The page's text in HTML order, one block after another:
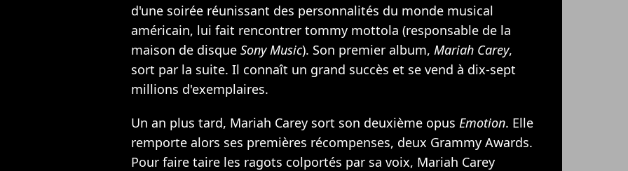
d'une soirée réunissant des personnalités du monde musical
américain, lui fait rencontrer tommy mottola (responsable de la
maison de disque Sony Music). Son premier album, Mariah Carey,
sort par la suite. Il connaît un grand succès et se vend à dix-sept
millions d'exemplaires.
Un an plus tard, Mariah Carey sort son deuxième opus Emotion. Elle
remporte alors ses premières récompenses, deux Grammy Awards.
Pour faire taire les ragots colportés par sa voix, Mariah Carey